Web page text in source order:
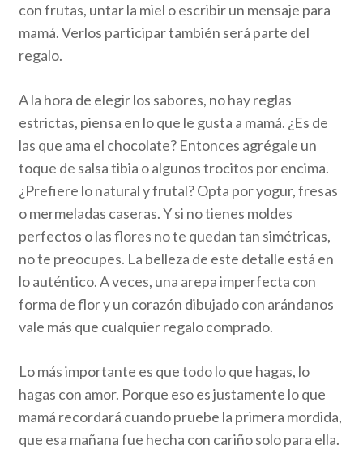
con frutas, untar la miel o escribir un mensaje para
mamá. Verlos participar también será parte del
regalo.
A la hora de elegir los sabores, no hay reglas
estrictas, piensa en lo que le gusta a mamá. ¿Es de
las que ama el chocolate? Entonces agrégale un
toque de salsa tibia o algunos trocitos por encima.
¿Prefiere lo natural y frutal? Opta por yogur, fresas
o mermeladas caseras. Y si no tienes moldes
perfectos o las flores no te quedan tan simétricas,
no te preocupes. La belleza de este detalle está en
lo auténtico. A veces, una arepa imperfecta con
forma de flor y un corazón dibujado con arándanos
vale más que cualquier regalo comprado.
Lo más importante es que todo lo que hagas, lo
hagas con amor. Porque eso es justamente lo que
mamá recordará cuando pruebe la primera mordida,
que esa mañana fue hecha con cariño solo para ella.